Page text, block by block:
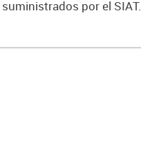
por el